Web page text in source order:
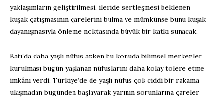
yaklaşımların geliştirilmesi, ileride sertleşmesi beklenen
kuşak çatışmasının çarelerini bulma ve mümkünse bunu kuşak
dayanışmasıyla önleme noktasında büyük bir katkı sunacak.
Batı’da daha yaşlı nüfus azken bu konuda bilimsel merkezler
kurulması bugün yaşlanan nüfuslarını daha kolay tolere etme
imkânı verdi. Türkiye’de de yaşlı nüfus çok ciddi bir rakama
ulaşmadan bugünden başlayarak yarının sorunlarına çareler